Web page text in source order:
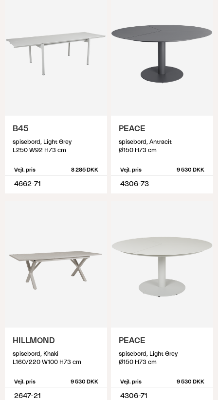
B45
spisebord, Light Grey
L250 W92 H73 cm
Vejl. pris 8 285 DKK
4662-71
PEACE
spisebord, Antracit
Ø150 H73 cm
Vejl. pris 9 530 DKK
4306-73
HILLMOND
spisebord, Khaki
L160/220 W100 H73 cm
Vejl. pris 9 530 DKK
2647-21
PEACE
spisebord, Light Grey
Ø150 H73 cm
Vejl. pris 9 530 DKK
4306-71